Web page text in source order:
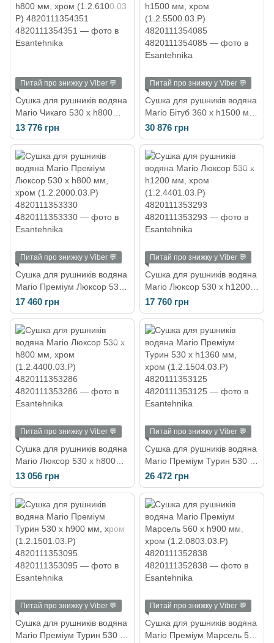
Питай про знижку у Viber 💬
Сушка для рушників водяна
Mario Чикаго 530 х h800
мм, хром (1.2.6100.03 Р)
4820111354351
13 776 грн
Питай про знижку у Viber 💬
Сушка для рушників водяна
Mario Бітуб 360 х h1500 мм,
хром (1.2.5500.03.Р)
4820111354085
30 876 грн
Питай про знижку у Viber 💬
Сушка для рушників водяна
Mario Преміум Люксор 530
х h800 мм, хром
(1.2.2000.03.P)
4820111353330
17 460 грн
Питай про знижку у Viber 💬
Сушка для рушників водяна
Mario Люксор 530 х h1200
мм, хром (1.2.4401.03.P)
4820111353293
17 760 грн
Питай про знижку у Viber 💬
Сушка для рушників водяна
Mario Люксор 530 х h800
мм, хром (1.2.4400.03.P)
4820111353286
13 056 грн
Питай про знижку у Viber 💬
Сушка для рушників водяна
Mario Преміум Турин 530 х
h1360 мм, хром
(1.2.1504.03.P)
4820111353125
26 472 грн
Питай про знижку у Viber 💬
Сушка для рушників водяна
Mario Преміум Турин 530 х
Питай про знижку у Viber 💬
Сушка для рушників водяна
Mario Преміум Марсель 560